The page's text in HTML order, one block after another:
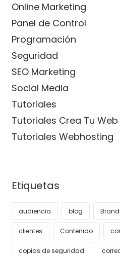
Online Marketing
Panel de Control
Programación
Seguridad
SEO Marketing
Social Media
Tutoriales
Tutoriales Crea Tu Web
Tutoriales Webhosting
Etiquetas
audiencia blog
clientes Contenido
copias de seguridad